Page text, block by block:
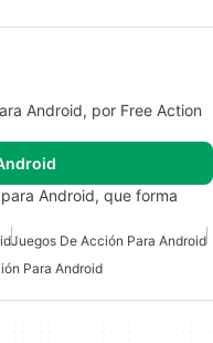
Android, por Free Action
Android, que forma
Juegos De Acción Para Android
Para Android